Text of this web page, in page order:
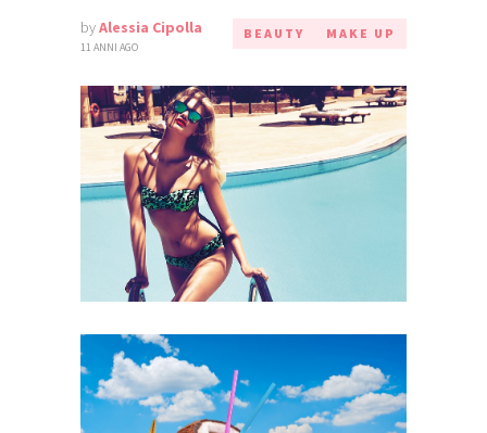
byAlessia Cipolla
11 ANNI AGO
BEAUTY MAKE UP